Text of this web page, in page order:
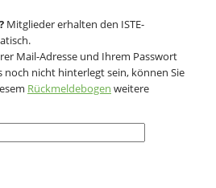
Mitglieder erhalten den ISTE-
Mail-Adresse und Ihrem Passwort
noch nicht hinterlegt sein, können Sie
Rückmeldebogen weitere